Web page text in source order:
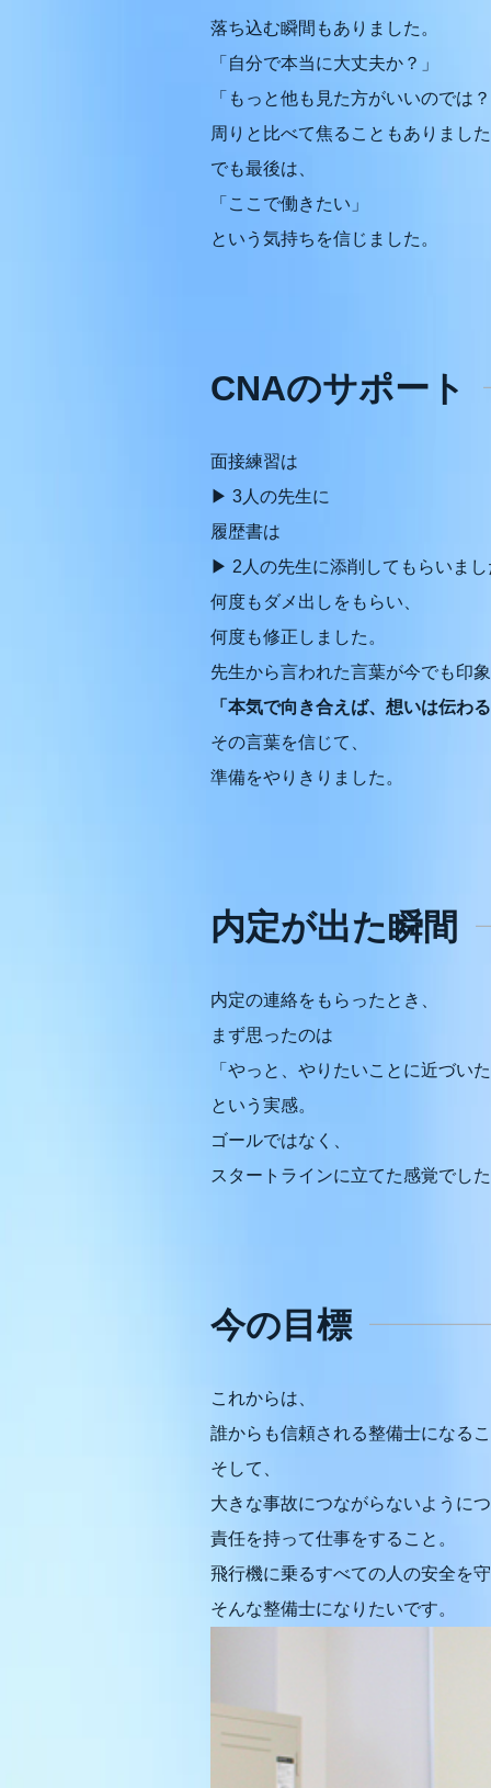
落ち込む瞬間もありました。
「自分で本当に大丈夫か？」
「もっと他も見た方がいいのでは
周りと比べて焦ることもありまし
でも最後は、
「ここで働きたい」
という気持ちを信じました。
CNAのサポート
面接練習は
▶ 3人の先生に
履歴書は
▶ 2人の先生に添削してもらいまし
何度もダメ出しをもらい、
何度も修正しました。
先生から言われた言葉が今でも印
「本気で向き合えば、想いは伝わ
その言葉を信じて、
準備をやりきりました。
内定が出た瞬間
内定の連絡をもらったとき、
まず思ったのは
「やっと、やりたいことに近づい
という実感。
ゴールではなく、
スタートラインに立てた感覚でし
今の目標
これからは、
誰からも信頼される整備士になる
そして、
大きな事故につながらないように
責任を持って仕事をすること。
飛行機に乗るすべての人の安全を
そんな整備士になりたいです。